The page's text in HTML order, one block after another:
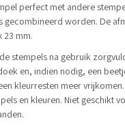
perfect met andere
gecombineerd worden. De
23 mm.
stempels na gebruik
en, indien nodig, een
kleurresten meer
en kleuren. Niet geschikt